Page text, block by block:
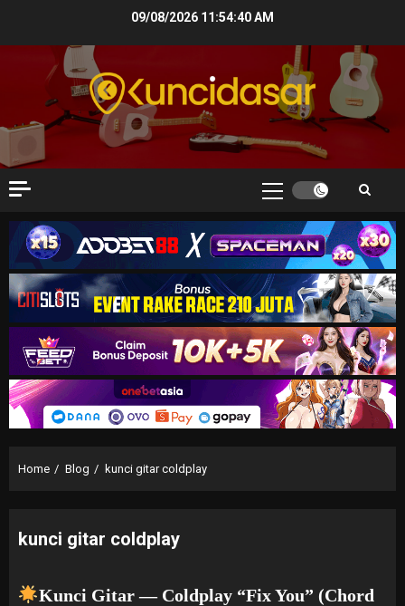
09/08/2026 11:54:41 AM
Primary
Home Blog kunci gitar coldplay
kunci gitar coldplay
Kunci Gitar — Coldplay “Fix You” (Chord